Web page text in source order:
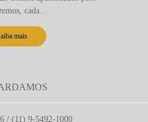
cada...
mais
/ (11) 9-5492-1000